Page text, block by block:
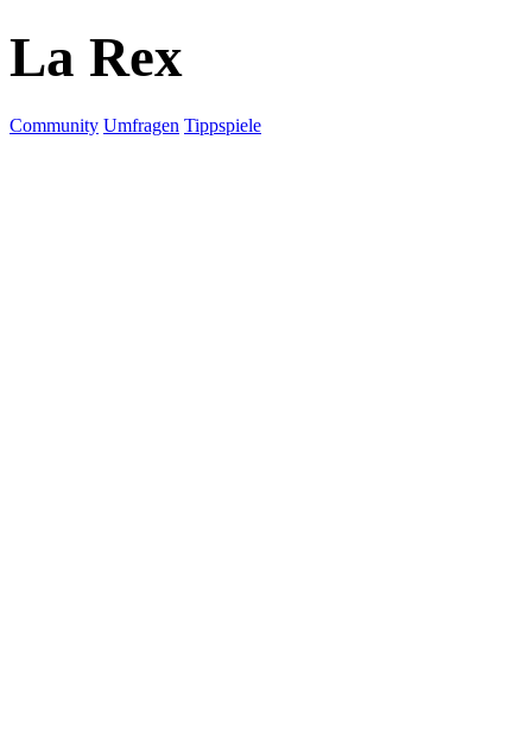
La Rex
Community Umfragen Tippspiele